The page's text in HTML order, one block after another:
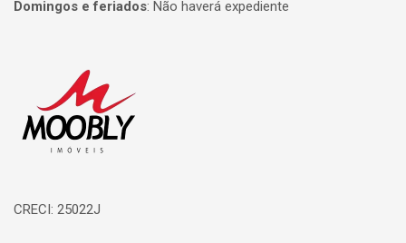
Domingos e feriados: Não haverá expediente
CRECI: 25022J